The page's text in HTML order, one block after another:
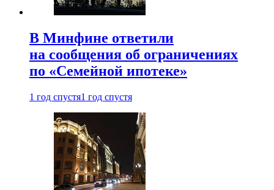
В Минфине ответили
на сообщения об ограничениях
по «Семейной ипотеке»
1 год спустя1 год спустя